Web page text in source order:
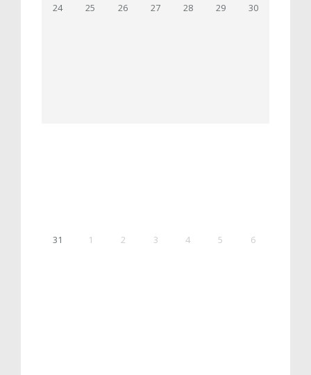
24 25 26 27 28 29 30
31 1 2 3 4 5 6